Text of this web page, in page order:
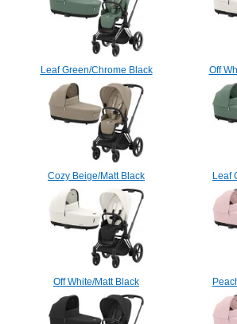
Leaf Green/Chrome Black Off
Cozy Beige/Matt Black Leaf
Off White/Matt Black